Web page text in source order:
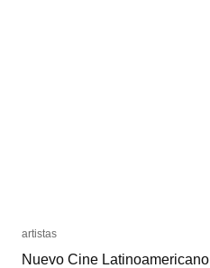
artistas
Nuevo Cine Latinoamericano
artistas
Nuevo Cine Latinoamericano